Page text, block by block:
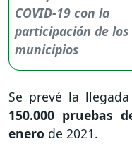
Se prevé la
150.000 pruebas
enero de 2021.